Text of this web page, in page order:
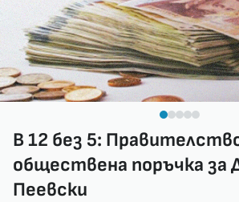
В 12 без 5:
обществена поръчка за
Пеевски